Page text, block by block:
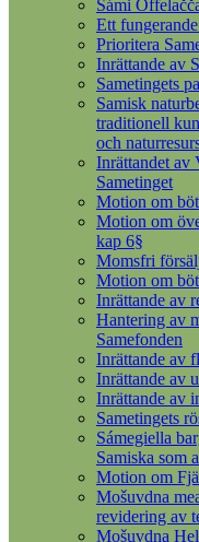
Sámi
Ett
Prioritera
Inrättande av
Sametingets
Samisk
traditionell
och
Inrättandet av
Sametinget
Motion om
Motion om
kap 6§
Momsfri
Motion om
Inrättande av
Hantering av
Samefonden
Inrättande av
Inrättande av
Inrättande av
Sametingets
Sámegiella
Samiska som
Motion om
Mošuvdna
revidering av
Mošuvdna